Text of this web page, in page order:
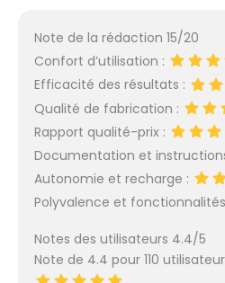
Note de la rédaction 15/20
Confort d’utilisation :
Efficacité des résultats :
Qualité de fabrication :
Rapport qualité-prix :
Documentation et
Autonomie et recharge :
Polyvalence et
Notes des utilisateurs 4.4/5
Note de 4.4 pour 110